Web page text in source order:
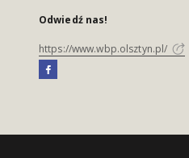
Odwiedź nas!
https://www.wbp.olsztyn.pl/